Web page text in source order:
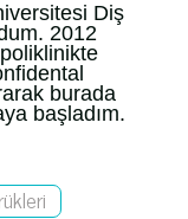
Diş
2012
burada
başladım.